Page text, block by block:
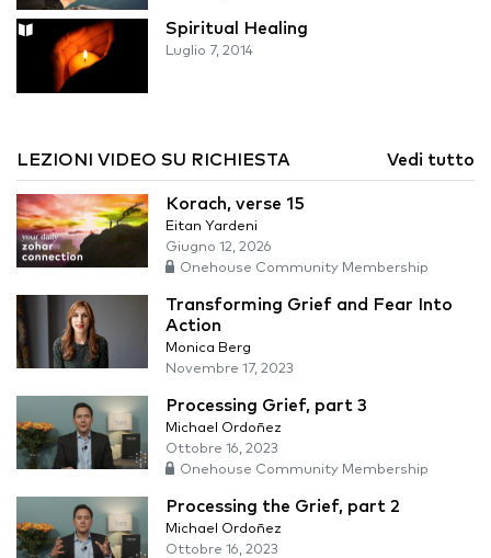
Spiritual Healing
Luglio 7, 2014
LEZIONI VIDEO SU RICHIESTA Vedi tutto
Korach, verse 15
Eitan Yardeni
Giugno 12, 2026
Onehouse Community Membership
Transforming Grief and Fear Into
Action
Monica Berg
Novembre 17, 2023
Processing Grief, part 3
Michael Ordoñez
Ottobre 16, 2023
Onehouse Community Membership
Processing the Grief, part 2
Michael Ordoñez
Ottobre 16, 2023